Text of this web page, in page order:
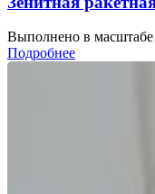
Выполнено в масштабе
Подробнее